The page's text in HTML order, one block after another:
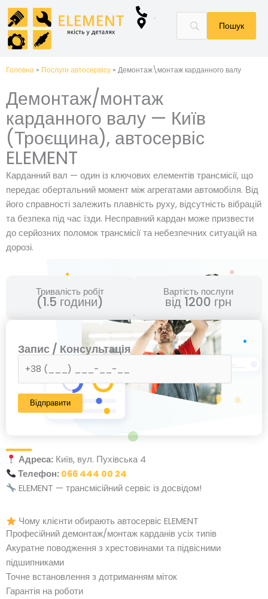
Перейти
до
вмісту
Головна » Послуги автосервісу » Демонтаж\монтаж карданного валу
Демонтаж/монтаж
карданного валу — Київ
(Троєщина), автосервіс
ELEMENT
Карданний вал — один із ключових елементів трансмісії, що
передає обертальний момент між агрегатами автомобіля. Від
його справності залежить плавність руху, відсутність вібрацій
та безпека під час їзди. Несправний кардан може призвести
до серйозних поломок трансмісії та небезпечних ситуацій на
дорозі.
Тривалість робіт
(1.5 години)
Вартість послуги
від 1200 грн
Запис / Консультація
Адреса:Київ, вул. Пухівська 4
Телефон: 066 444 00 24
ELEMENT — трансмісійний сервіс із досвідом!
Чому клієнти обирають автосервіс ELEMENT
Професійний демонтаж/монтаж карданів усіх типів
Акуратне поводження з хрестовинами та підвісними
підшипниками
Точне встановлення з дотриманням міток
Гарантія на роботи